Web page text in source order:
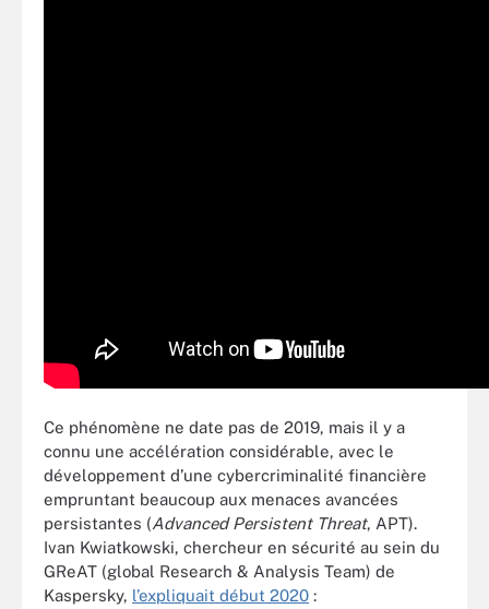
Ce phénomène ne date pas de 2019, mais il y a
connu une accélération considérable, avec le
développement d’une cybercriminalité financière
empruntant beaucoup aux menaces avancées
persistantes (Advanced Persistent Threat, APT).
Ivan Kwiatkowski, chercheur en sécurité au sein du
GReAT (global Research & Analysis Team) de
Kaspersky, l’expliquait début 2020 :